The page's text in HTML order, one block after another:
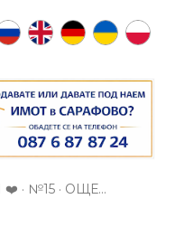
съдържание
❤️ №15 ОЩЕ…